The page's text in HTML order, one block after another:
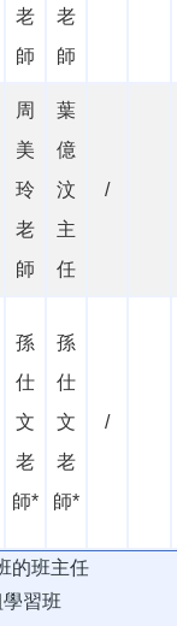
老
師
老
師
周
美
玲
老
師
葉
億
汶
主
任
/
孫
仕
文
老
師*
孫
仕
文
老
師*
/
的班主任
習班